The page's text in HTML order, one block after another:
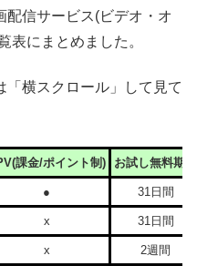
配信サービス(ビデオ・オ
表にまとめました。
横スクロール」して見て
課金/ポイント制) お試し無料期間
● 31日間
x 31日間
x 2週間